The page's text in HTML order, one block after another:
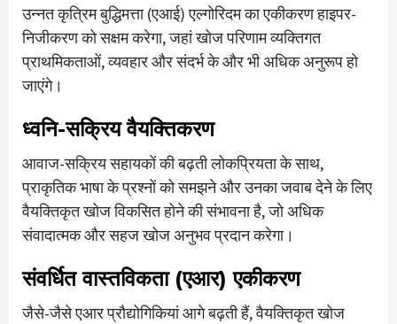
उन्नत कृत्रिम बुद्धिमत्ता (एआई) एल्गोरिदम का एकीकरण हाइपर-
निजीकरण को सक्षम करेगा, जहां खोज परिणाम व्यक्तिगत
प्राथमिकताओं, व्यवहार और संदर्भ के और भी अधिक अनुरूप हो
जाएंगे।
ध्वनि-सक्रिय वैयक्तिकरण
आवाज-सक्रिय सहायकों की बढ़ती लोकप्रियता के साथ,
प्राकृतिक भाषा के प्रश्नों को समझने और उनका जवाब देने के लिए
वैयक्तिकृत खोज विकसित होने की संभावना है, जो अधिक
संवादात्मक और सहज खोज अनुभव प्रदान करेगा।
संवर्धित वास्तविकता (एआर) एकीकरण
जैसे-जैसे एआर प्रौद्योगिकियां आगे बढ़ती हैं, वैयक्तिकृत खोज